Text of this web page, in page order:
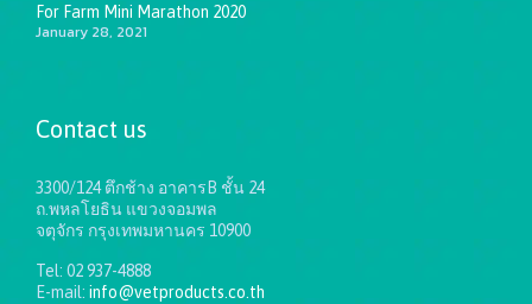
For Farm Mini Marathon 2020
January 28, 2021
Contact us
3300/124 ตึกช้าง อาคารB ชั้น 24
ถ.พหลโยธิน แขวงจอมพล
จตุจักร กรุงเทพมหานคร 10900
Tel: 02 937-4888
E-mail: info@vetproducts.co.th